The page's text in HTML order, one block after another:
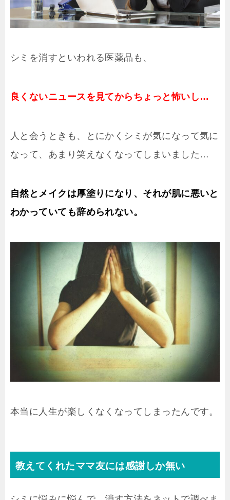
シミを消すといわれる医薬品も、
良くないニュースを見てからちょっと怖いし…
人と会うときも、とにかくシミが気になって気に
なって、あまり笑えなくなってしまいました…
自然とメイクは厚塗りになり、それが肌に悪いと
わかっていても辞められない。
本当に人生が楽しくなくなってしまったんです。
教えてくれたママ友には感謝しか無い